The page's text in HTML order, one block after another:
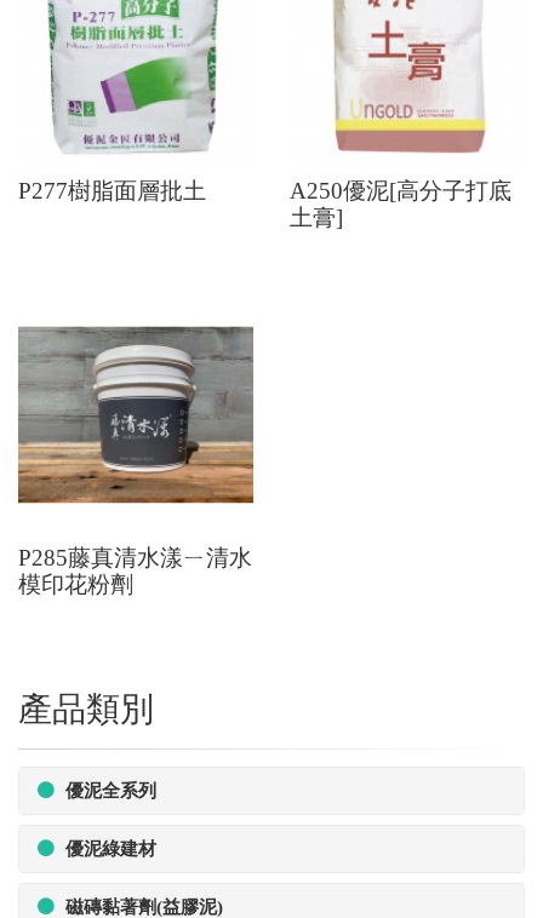
P277樹脂面層批土
A250優泥[高分子打底
土膏]
P285藤真清水漾ㄧ清水
模印花粉劑
產品類別
優泥全系列
優泥綠建材
磁磚黏著劑(益膠泥)